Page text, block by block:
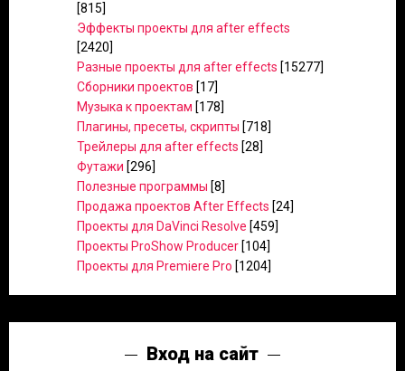
[815]
Эффекты проекты для after effects
[2420]
Разные проекты для after effects [15277]
Сборники проектов [17]
Музыка к проектам [178]
Плагины, пресеты, скрипты [718]
Трейлеры для after effects [28]
Футажи [296]
Полезные программы [8]
Продажа проектов After Effects [24]
Проекты для DaVinci Resolve [459]
Проекты ProShow Producer [104]
Проекты для Premiere Pro [1204]
Вход на сайт